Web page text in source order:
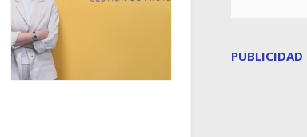
PUBLICIDAD